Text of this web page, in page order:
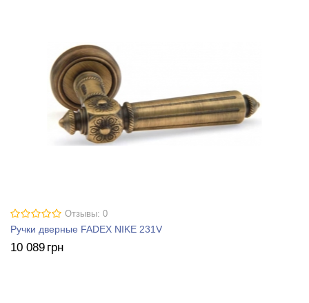
Отзывы: 0
Ручки дверные FADEX NIKE 231V
10 089 грн